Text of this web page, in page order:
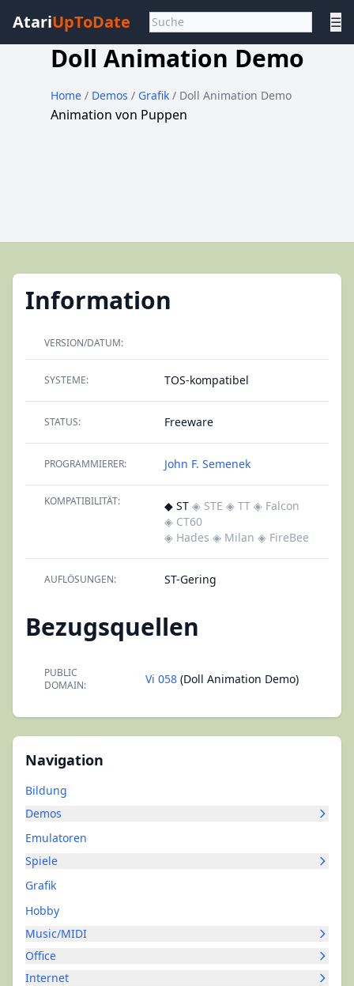
AtariUpToDate ☰
Doll Animation Demo
Home/ Demos / Grafik / Doll Animation Demo
Animation von Puppen
Navigation
Bildung
Demos
Emulatoren
Spiele
Grafik
Hobby
Music/MIDI
Office
Internet
Information
VERSION/DATUM:
SYSTEME: TOS-kompatibel
STATUS: Freeware
PROGRAMMIERER: John F. Semenek
KOMPATIBILITÄT: ◆ ST ◈ STE ◈ TT ◈ Falcon
◈ CT60
◈ Hades ◈ Milan ◈ FireBee
AUFLÖSUNGEN: ST-Gering
Bezugsquellen
PUBLIC
DOMAIN:
Vi 058 (Doll Animation Demo)